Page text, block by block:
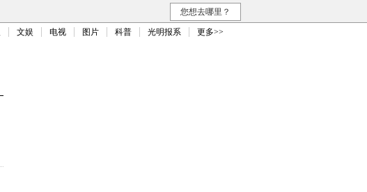
您想去哪里？
文娱 电视 图片 科普 光明报系 更多>>